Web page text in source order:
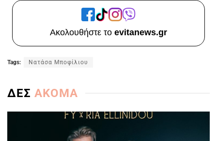
Ακολουθήστε το evitanews.gr
Tags: Νατάσα Μποφίλιου
ΔΕΣ ΑΚΟΜΑ